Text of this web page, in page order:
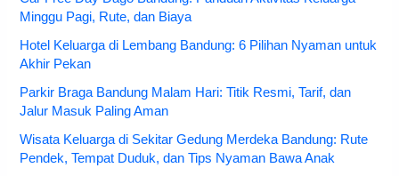
Minggu Pagi, Rute, dan Biaya
Hotel Keluarga di Lembang Bandung: 6 Pilihan Nyaman untuk
Akhir Pekan
Parkir Braga Bandung Malam Hari: Titik Resmi, Tarif, dan
Jalur Masuk Paling Aman
Wisata Keluarga di Sekitar Gedung Merdeka Bandung: Rute
Pendek, Tempat Duduk, dan Tips Nyaman Bawa Anak